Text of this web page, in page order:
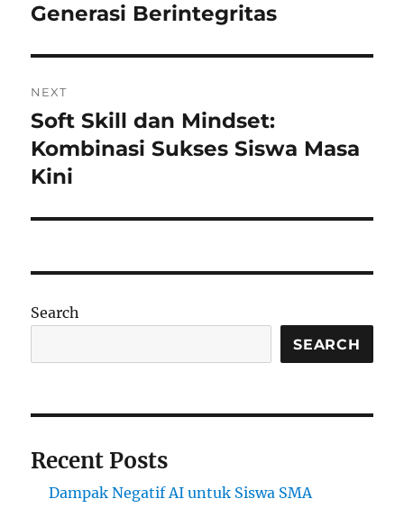
Generasi Berintegritas
NEXT
Next
post:
Soft Skill dan Mindset:
Kombinasi Sukses Siswa Masa
Kini
Search
SEARCH
Recent Posts
Dampak Negatif AI untuk Siswa SMA